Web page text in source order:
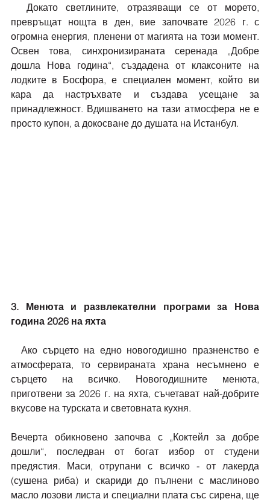
  Докато светлините, отразяващи се от морето,
превръщат нощта в ден, вие започвате 2026 г. с
огромна енергия, пленени от магията на този момент.
Освен това, синхронизираната серенада „Добре
дошла Нова година“, създадена от клаксоните на
лодките в Босфора, е специален момент, който ви
кара да настръхвате и създава усещане за
принадлежност. Вдишването на тази атмосфера не е
просто купон, а докосване до душата на Истанбул.
3. Менюта и развлекателни програми за Нова
година 2026 на яхта
атмосферата, то сервираната храна несъмнено е
сърцето на всичко. Новогодишните менюта,
приготвени за 2026 г. на яхта, съчетават най-добрите
вкусове на турската и световната кухня.
Вечерта обикновено започва с „Коктейл за добре
дошли“, последван от богат избор от студени
предястия. Маси, отрупани с всичко - от лакерда
(сушена риба) и скариди до пълнени с маслиново
масло лозови листа и специални плата със сирена, ще